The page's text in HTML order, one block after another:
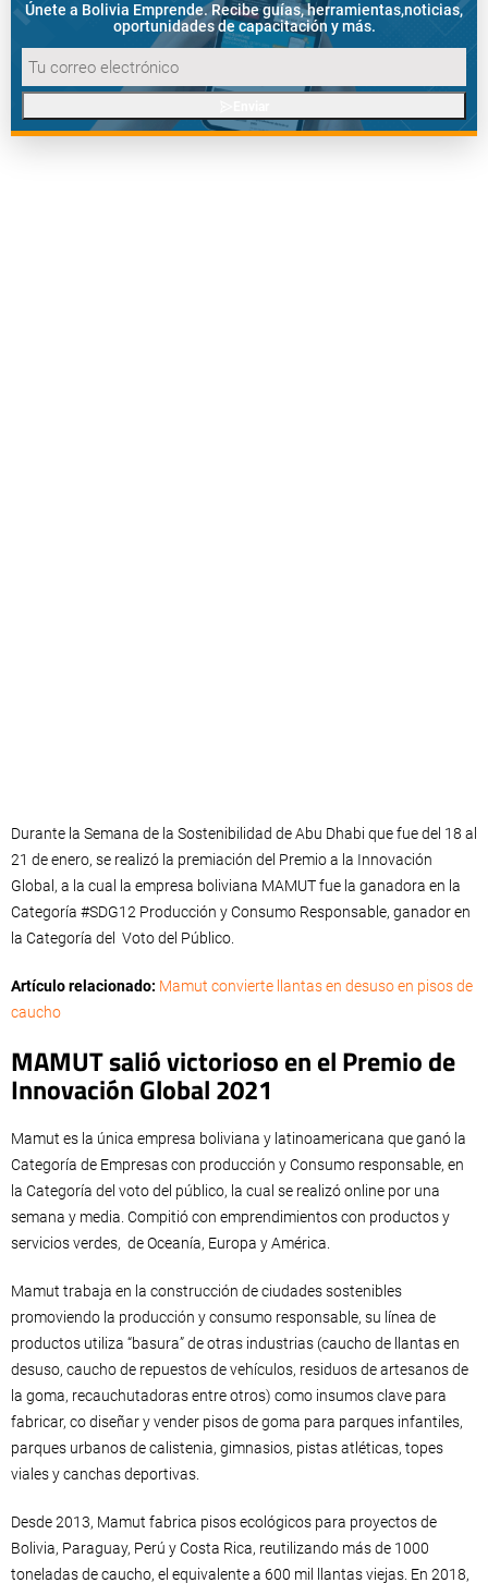
Únete a Bolivia Emprende. Recibe guías, herramientas,noticias,
oportunidades de capacitación y más.
Durante la Semana de la Sostenibilidad de Abu Dhabi que fue del 18 al
21 de enero, se realizó la premiación del Premio a la Innovación
Global, a la cual la empresa boliviana MAMUT fue la ganadora en la
Categoría #SDG12 Producción y Consumo Responsable, ganador en
la Categoría del Voto del Público.
Artículo relacionado: Mamut convierte llantas en desuso en pisos de
caucho
MAMUT salió victorioso en el Premio de
Innovación Global 2021
Mamut es la única empresa boliviana y latinoamericana que ganó la
Categoría de Empresas con producción y Consumo responsable, en
la Categoría del voto del público, la cual se realizó online por una
semana y media. Compitió con emprendimientos con productos y
servicios verdes, de Oceanía, Europa y América.
Mamut trabaja en la construcción de ciudades sostenibles
promoviendo la producción y consumo responsable, su línea de
productos utiliza “basura” de otras industrias (caucho de llantas en
desuso, caucho de repuestos de vehículos, residuos de artesanos de
la goma, recauchutadoras entre otros) como insumos clave para
fabricar, co diseñar y vender pisos de goma para parques infantiles,
parques urbanos de calistenia, gimnasios, pistas atléticas, topes
viales y canchas deportivas.
Desde 2013, Mamut fabrica pisos ecológicos para proyectos de
Bolivia, Paraguay, Perú y Costa Rica, reutilizando más de 1000
toneladas de caucho, el equivalente a 600 mil llantas viejas. En 2018,